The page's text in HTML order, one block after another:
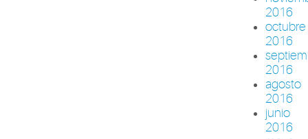
2016
octubre
2016
2016
agosto
2016
junio
2016